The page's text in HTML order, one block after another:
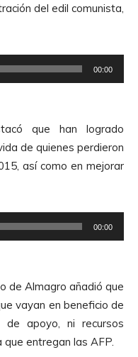
del edil comunista,
00:00
que han logrado
de quienes perdieron
así como en mejorar
00:00
de Almagro añadió que
vayan en beneficio de
apoyo, ni recursos
entregan las AFP.